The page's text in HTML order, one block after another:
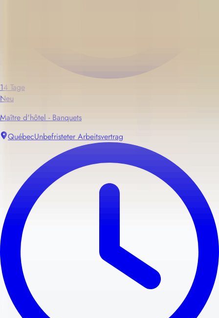
14 Tage
Neu
Maître d'hôtel - Banquets
QuébecUnbefristeter Arbeitsvertrag